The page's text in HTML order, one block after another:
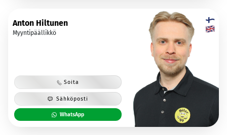
Anton Hiltunen
Myyntipäällikkö
Soita
Sähköposti
WhatsApp